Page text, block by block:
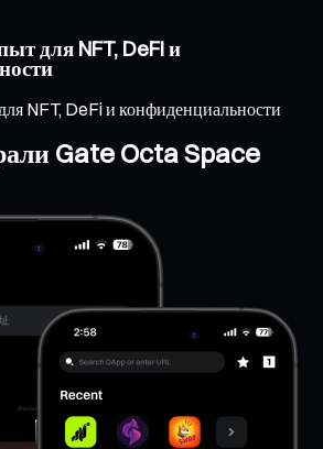
для NFT, DeFi и
NFT, DeFi и конфиденциальности
Gate Octa Space